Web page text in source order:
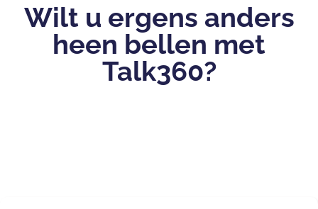
Wilt u ergens anders
heen bellen met
Talk360?